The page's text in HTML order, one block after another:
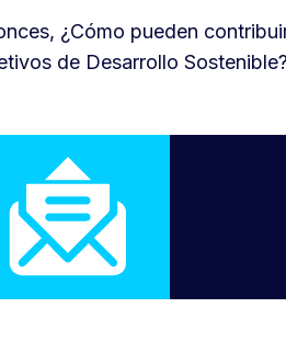
¿Cómo pueden
de Desarrollo Sostenible?